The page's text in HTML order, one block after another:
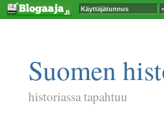
Suomen
historiassa tapahtuu